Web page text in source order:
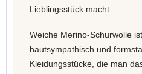
Lieblingsstück macht.
Weiche Merino-Schurwolle
hautsympathisch und
Kleidungsstücke, die man